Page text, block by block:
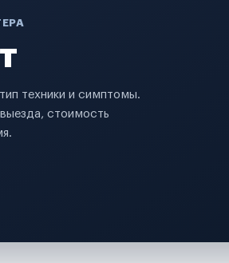
техники и симптомы.
стоимость